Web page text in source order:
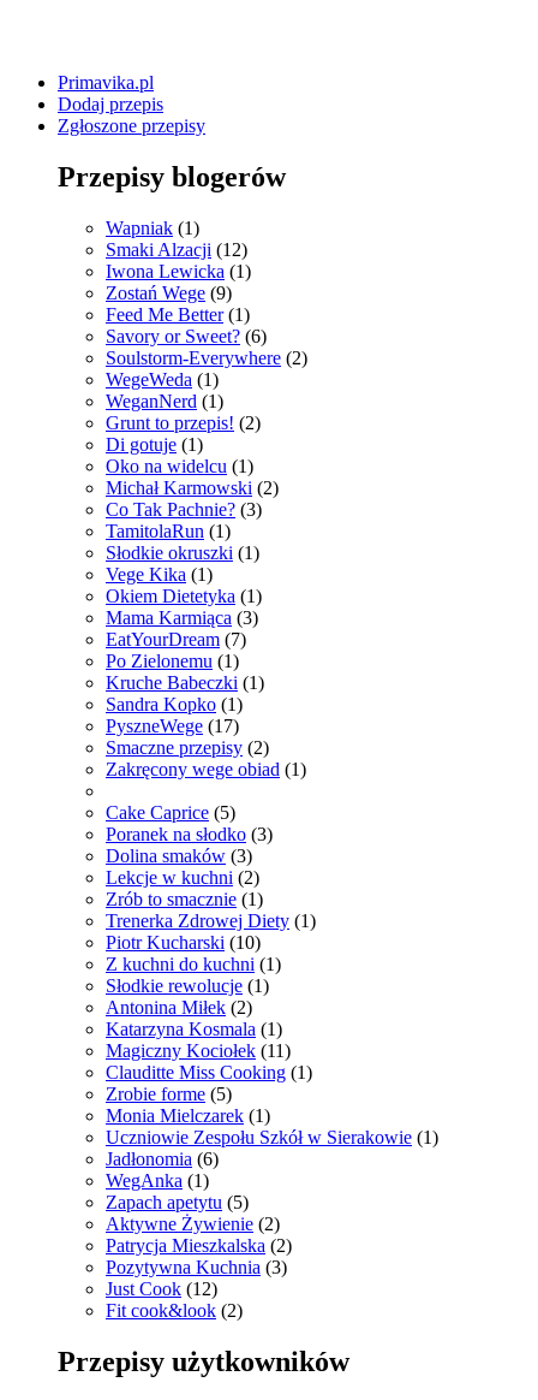
Primavika.pl
Dodaj przepis
Zgłoszone przepisy
Przepisy blogerów
Wapniak (1)
Smaki Alzacji (12)
Iwona Lewicka (1)
Zostań Wege (9)
Feed Me Better(1)
Savory or Sweet? (6)
Soulstorm-Everywhere (2)
WegeWeda (1)
WeganNerd (1)
Grunt to przepis! (2)
Di gotuje (1)
Oko na widelcu (1)
Michał Karmowski (2)
Co Tak Pachnie? (3)
TamitolaRun (1)
Słodkie okruszki (1)
Vege Kika (1)
Okiem Dietetyka (1)
Mama Karmiąca (3)
EatYourDream (7)
Po Zielonemu (1)
Kruche Babeczki (1)
Sandra Kopko (1)
PyszneWege (17)
Smaczne przepisy (2)
Zakręcony wege obiad (1)
Cake Caprice (5)
Poranek na słodko (3)
Dolina smaków (3)
Lekcje w kuchni (2)
Zrób to smacznie (1)
Trenerka Zdrowej Diety (1)
Piotr Kucharski (10)
Z kuchni do kuchni (1)
Słodkie rewolucje (1)
Antonina Miłek (2)
Katarzyna Kosmala (1)
Magiczny Kociołek (11)
Clauditte Miss Cooking (1)
Zrobie forme (5)
Monia Mielczarek (1)
Uczniowie Zespołu Szkół w Sierakowie (1)
Jadłonomia (6)
WegAnka (1)
Zapach apetytu (5)
Aktywne Żywienie (2)
Patrycja Mieszkalska (2)
Pozytywna Kuchnia (3)
Just Cook (12)
Fit cook&look (2)
Przepisy użytkowników